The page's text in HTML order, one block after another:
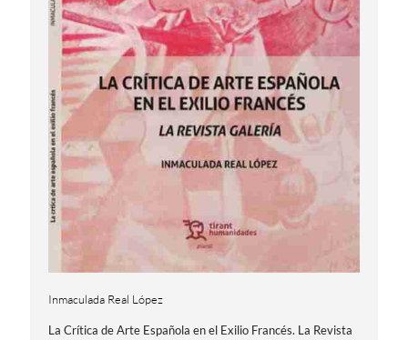
Inmaculada Real López
La Crítica de Arte Española en el Exilio Francés. La Revista